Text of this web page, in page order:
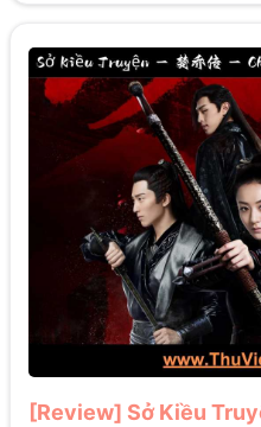
[Review] Sở Kiều